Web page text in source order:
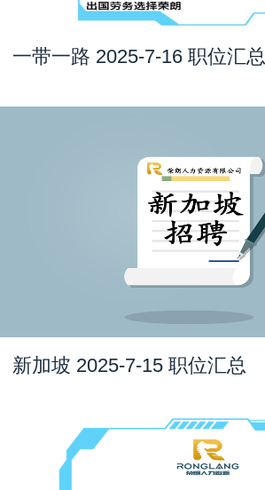
一带一路 2025-7-16 职位汇总
新加坡 2025-7-15 职位汇总